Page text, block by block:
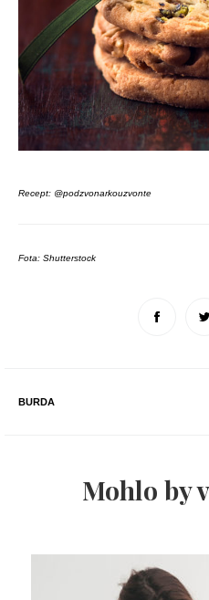
Recept: @podzvonarkouzvonte
Fota: Shutterstock
BURDA
Mohlo by